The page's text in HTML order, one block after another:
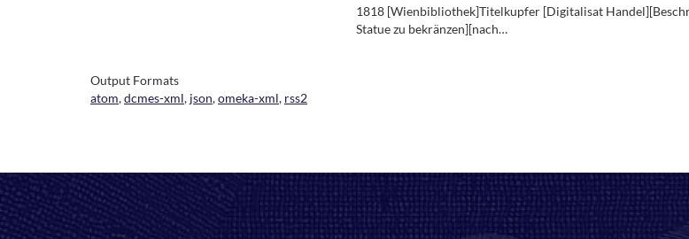
1818 [Wienbibliothek]Titelkupfer [Digitalisat
Statue zu bekränzen][nach…
Output Formats
atom,dcmes-xml, json,omeka-xml, rss2